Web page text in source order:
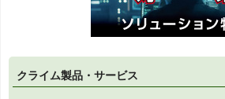
クライム製品・サービス